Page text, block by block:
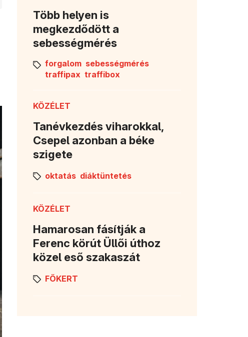
Több helyen is
megkezdődött a
sebességmérés
forgalom sebességmérés
traffipax traffibox
KÖZÉLET
Tanévkezdés viharokkal,
Csepel azonban a béke
szigete
oktatás diáktüntetés
KÖZÉLET
Hamarosan fásítják a
Ferenc körút Üllői úthoz
közel eső szakaszát
FŐKERT